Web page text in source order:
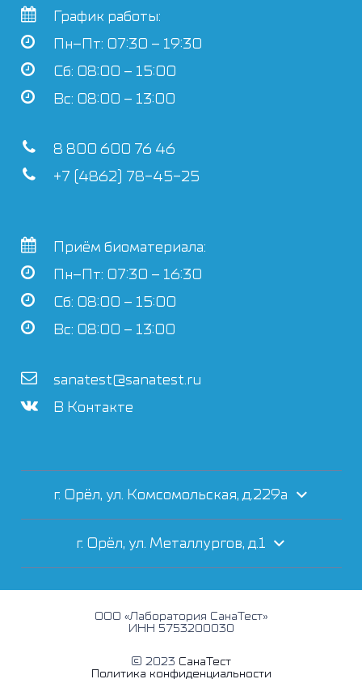
График работы:
Пн–Пт: 07:30 – 19:30
Сб: 08:00 – 15:00
Вс: 08:00 – 13:00
8 800 600 76 46
+7 (4862) 78-45-25
Приём биоматериала:
Пн–Пт: 07:30 – 16:30
Сб: 08:00 – 15:00
Вс: 08:00 – 13:00
sanatest@sanatest.ru
В Контакте
г. Орёл, ул. Комсомольская, д.229а
г. Орёл, ул. Металлургов, д.1
ООО «Лаборатория СанаТест»
ИНН 5753200030
© 2023 СанаТест
Политика конфиденциальности